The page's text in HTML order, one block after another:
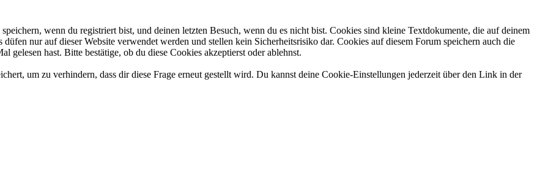
wenn du registriert bist, und deinen letzten Besuch, wenn du es nicht bist. Cookies sind kleine Textdokumente, die auf deinem
nur auf dieser Website verwendet werden und stellen kein Sicherheitsrisiko dar. Cookies auf diesem Forum speichern auch die
gelesen hast. Bitte bestätige, ob du diese Cookies akzeptierst oder ablehnst.
um zu verhindern, dass dir diese Frage erneut gestellt wird. Du kannst deine Cookie-Einstellungen jederzeit über den Link in der